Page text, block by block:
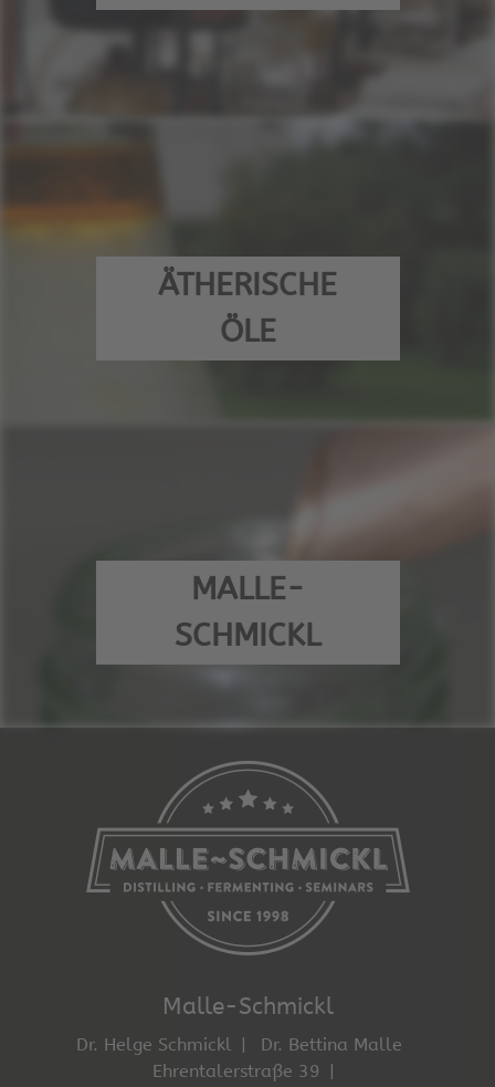
ÄTHERISCHE
ÖLE
MALLE-
SCHMICKL
Malle-Schmickl
Dr. Helge Schmickl
Dr. Bettina Malle
Ehrentalerstraße 39